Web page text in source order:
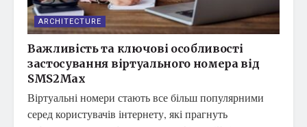
ARCHITECTURE
Важливість та ключові особливості
застосування віртуального номера від
SMS2Max
Віртуальні номери стають все більш популярними
серед користувачів інтернету, які прагнуть